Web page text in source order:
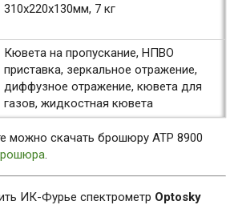
310х220х130мм, 7 кг
Кювета на пропускание, НПВО
приставка, зеркальное отражение,
диффузное отражение, кювета для
газов, жидкостная кювета
можно скачать брошюру ATP 8900
.
ИК-Фурье спектрометр Optosky